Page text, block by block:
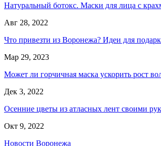
Натуральный ботокс. Маски для лица с
Авг 28, 2022
Что привезти из Воронежа? Идеи для
Мар 29, 2023
Может ли горчичная маска ускорить рост
Дек 3, 2022
Осенние цветы из атласных лент своими
Окт 9, 2022
Новости Воронежа